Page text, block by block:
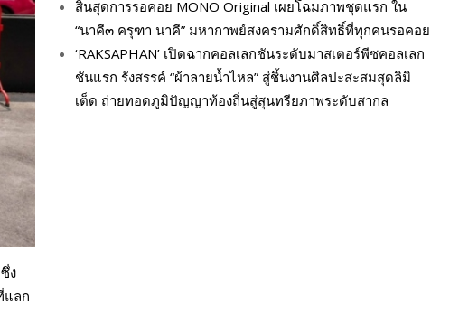
ง
แลก
สิ้นสุดการรอคอย MONO Original เผยโฉมภาพชุดแรก ใน
“นาคี๓ ครุฑา นาคี” มหากาพย์สงครามศักดิ์สิทธิ์ที่ทุกคนรอคอย
‘RAKSAPHAN’ เปิดฉากคอลเลกชันระดับมาสเตอร์พีซคอลเลก
ชันแรก รังสรรค์ “ผ้าลายน้ำไหล” สู่ชิ้นงานศิลปะสะสมสุดลิมิ
เต็ด ถ่ายทอดภูมิปัญญาท้องถิ่นสู่สุนทรียภาพระดับสากล